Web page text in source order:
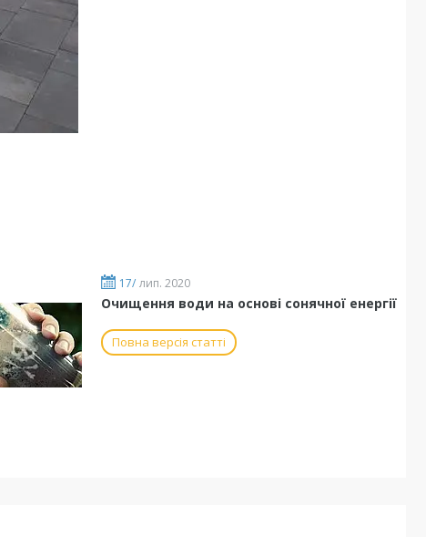
17/ лип. 2020
Очищення води на основі сонячної енергії
Повна версія статті